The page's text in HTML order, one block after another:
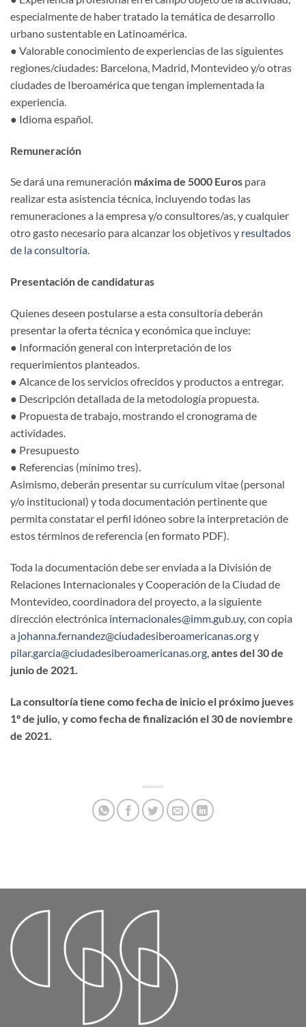
especialmente de haber tratado la temática de desarrollo
urbano sustentable en Latinoamérica.
● Valorable conocimiento de experiencias de las siguientes
regiones/ciudades: Barcelona, Madrid, Montevideo y/o otras
ciudades de Iberoamérica que tengan implementada la
experiencia.
● Idioma español.
Remuneración
Se dará una remuneración máxima de 5000 Euros para
realizar esta asistencia técnica, incluyendo todas las
remuneraciones a la empresa y/o consultores/as, y cualquier
otro gasto necesario para alcanzar los objetivos y resultados
de la consultoría.
Presentación de candidaturas
Quienes deseen postularse a esta consultoría deberán
presentar la oferta técnica y económica que incluye:
● Información general con interpretación de los
requerimientos planteados.
● Alcance de los servicios ofrecidos y productos a entregar.
● Descripción detallada de la metodología propuesta.
● Propuesta de trabajo, mostrando el cronograma de
actividades.
● Presupuesto
● Referencias (mínimo tres).
Asimismo, deberán presentar su currículum vitae (personal
y/o institucional) y toda documentación pertinente que
permita constatar el perfil idóneo sobre la interpretación de
estos términos de referencia (en formato PDF).
Toda la documentación debe ser enviada a la División de
Relaciones Internacionales y Cooperación de la Ciudad de
Montevideo, coordinadora del proyecto, a la siguiente
dirección electrónica internacionales@imm.gub.uy, con copia
a johanna.fernandez@ciudadesiberoamericanas.orgy
pilar.garcia@ciudadesiberoamericanas.org,antes del 30 de
junio de 2021.
La consultoría tiene como fecha de inicio el próximo jueves
1º de julio, y como fecha de finalización el 30 de noviembre
de 2021.